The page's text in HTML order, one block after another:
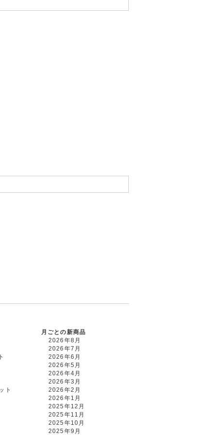
ト
月ごとの新商品
2026年8月
2026年7月
2026年6月
2026年5月
2026年4月
2026年3月
2026年2月
2026年1月
2025年12月
2025年11月
2025年10月
2025年9月